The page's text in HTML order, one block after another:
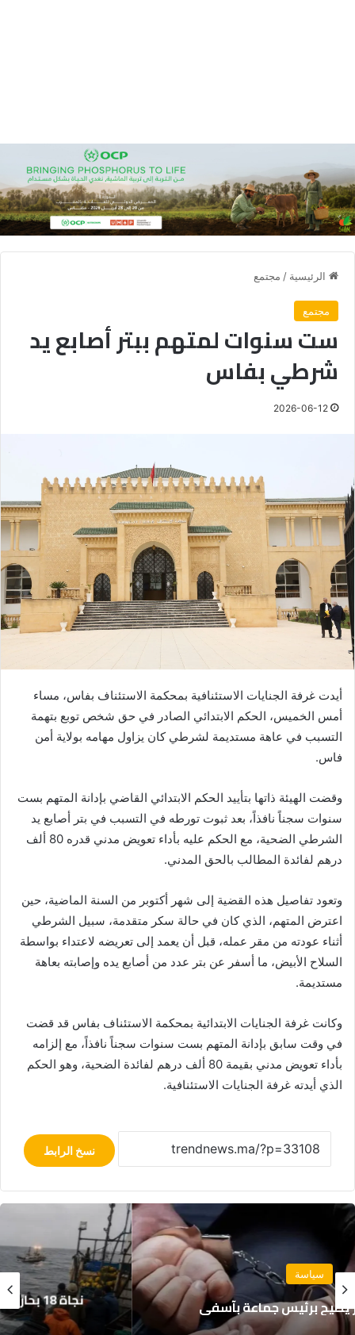
الرئيسية / مجتمع
مجتمع
ست سنوات لمتهم ببتر أصابع يد
شرطي بفاس
2026-06-12
أيدت غرفة الجنايات الاستئنافية بمحكمة الاستئناف بفاس، مساء
أمس الخميس، الحكم الابتدائي الصادر في حق شخص توبع بتهمة
التسبب في عاهة مستديمة لشرطي كان يزاول مهامه بولاية أمن
فاس.
وقضت الهيئة ذاتها بتأييد الحكم الابتدائي القاضي بإدانة المتهم بست
سنوات سجناً نافذاً، بعد ثبوت تورطه في التسبب في بتر أصابع يد
الشرطي الضحية، مع الحكم عليه بأداء تعويض مدني قدره 80 ألف
درهم لفائدة المطالب بالحق المدني.
وتعود تفاصيل هذه القضية إلى شهر أكتوبر من السنة الماضية، حين
اعترض المتهم، الذي كان في حالة سكر متقدمة، سبيل الشرطي
أثناء عودته من مقر عمله، قبل أن يعمد إلى تعريضه لاعتداء بواسطة
السلاح الأبيض، ما أسفر عن بتر عدد من أصابع يده وإصابته بعاهة
مستديمة.
وكانت غرفة الجنايات الابتدائية بمحكمة الاستئناف بفاس قد قضت
في وقت سابق بإدانة المتهم بست سنوات سجناً نافذاً، مع إلزامه
بأداء تعويض مدني بقيمة 80 ألف درهم لفائدة الضحية، وهو الحكم
الذي أيدته غرفة الجنايات الاستئنافية.
نسخ الرابط
مجتمع
نجاة 18 بحارًا بعد غرق مركب صيد للسردين قبالة
سواحل الداخلة